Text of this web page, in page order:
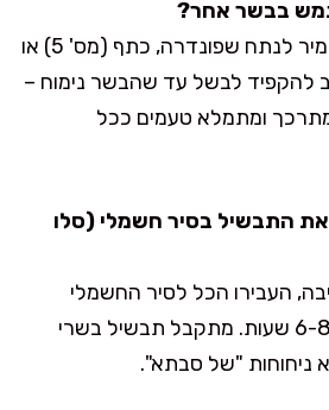
כן, מי שמעדיף יכול להמיר לנתח שפונדרה, כתף (מס' 5) או
להקפיד לבשל עד שהבשר נימוח –
ומתמלא טעמים ככל
את התבשיל בסיר חשמלי (סלו
העבירו הכל לסיר החשמלי
ובשלו על נמוך במשך 6-8 שעות. מתקבל תבשיל בשרי
ניחוחות "של סבתא".